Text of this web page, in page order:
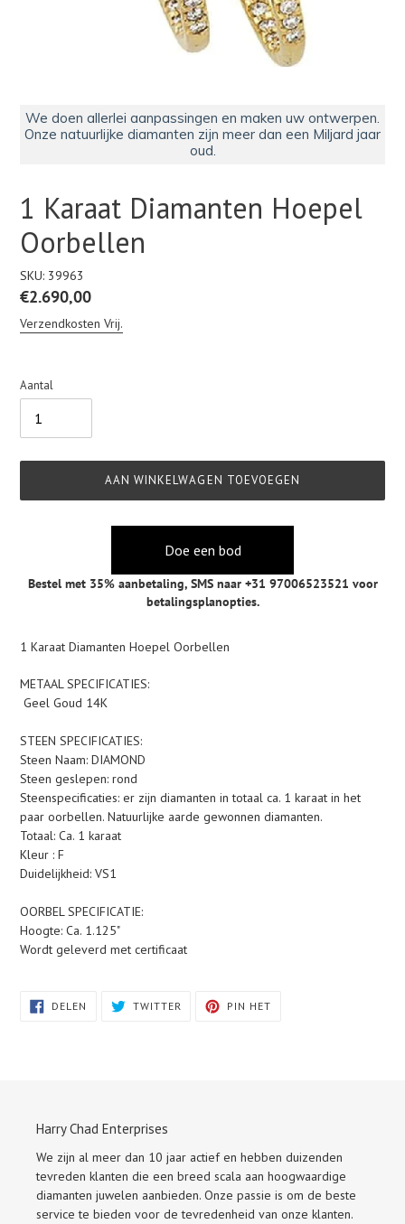
We doen allerlei aanpassingen en maken uw ontwerpen.
Onze natuurlijke diamanten zijn meer dan een Miljard jaar
oud.
1 Karaat Diamanten Hoepel
Oorbellen
SKU: 39963
Normale
prijs
€2.690,00
Verzendkosten Vrij.
Aantal
AAN WINKELWAGEN TOEVOEGEN
Doe een bod
Bestel met 35% aanbetaling, SMS naar +31 97006523521 voor
betalingsplanopties.
toegevoegen
je
winkelwagen
1 Karaat Diamanten Hoepel Oorbellen
METAAL SPECIFICATIES:
Geel Goud 14K
STEEN SPECIFICATIES:
Steen Naam: DIAMOND
Steen geslepen: rond
Steenspecificaties: er zijn diamanten in totaal ca. 1 karaat in het
paar oorbellen. Natuurlijke aarde gewonnen diamanten.
Totaal: Ca. 1 karaat
Kleur : F
Duidelijkheid: VS1
OORBEL SPECIFICATIE:
Hoogte: Ca. 1.125"
Wordt geleverd met certificaat
DELEN DELEN
TWITTER TWITTEREN
OP
PIN HET
Harry Chad Enterprises
We zijn al meer dan 10 jaar actief en hebben duizenden
tevreden klanten die een breed scala aan hoogwaardige
diamanten juwelen aanbieden. Onze passie is om de beste
service te bieden voor de tevredenheid van onze klanten.